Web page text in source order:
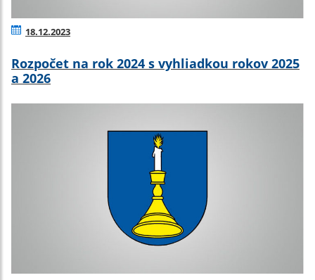
18.12.2023
Rozpočet na rok 2024 s vyhliadkou rokov 2025
a 2026